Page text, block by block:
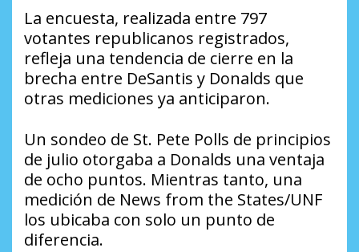
La encuesta, realizada entre 797
votantes republicanos registrados,
refleja una tendencia de cierre en la
brecha entre DeSantis y Donalds que
otras mediciones ya anticiparon.
Un sondeo de St. Pete Polls de principios
de julio otorgaba a Donalds una ventaja
de ocho puntos. Mientras tanto, una
medición de News from the States/UNF
los ubicaba con solo un punto de
diferencia.